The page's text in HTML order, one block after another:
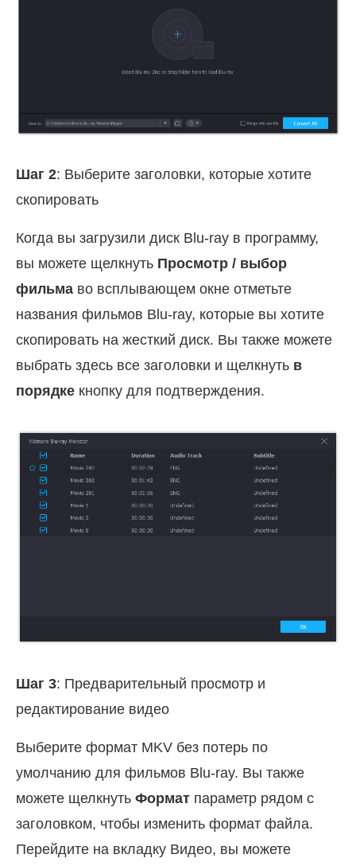
Шаг 2: Выберите заголовки, которые хотите
скопировать
Когда вы загрузили диск Blu-ray в программу,
вы можете щелкнуть Просмотр / выбор
фильма во всплывающем окне отметьте
названия фильмов Blu-ray, которые вы хотите
скопировать на жесткий диск. Вы также можете
выбрать здесь все заголовки и щелкнуть в
порядке кнопку для подтверждения.
Шаг 3: Предварительный просмотр и
редактирование видео
Выберите формат MKV без потерь по
умолчанию для фильмов Blu-ray. Вы также
можете щелкнуть Формат параметр рядом с
заголовком, чтобы изменить формат файла.
Перейдите на вкладку Видео, вы можете